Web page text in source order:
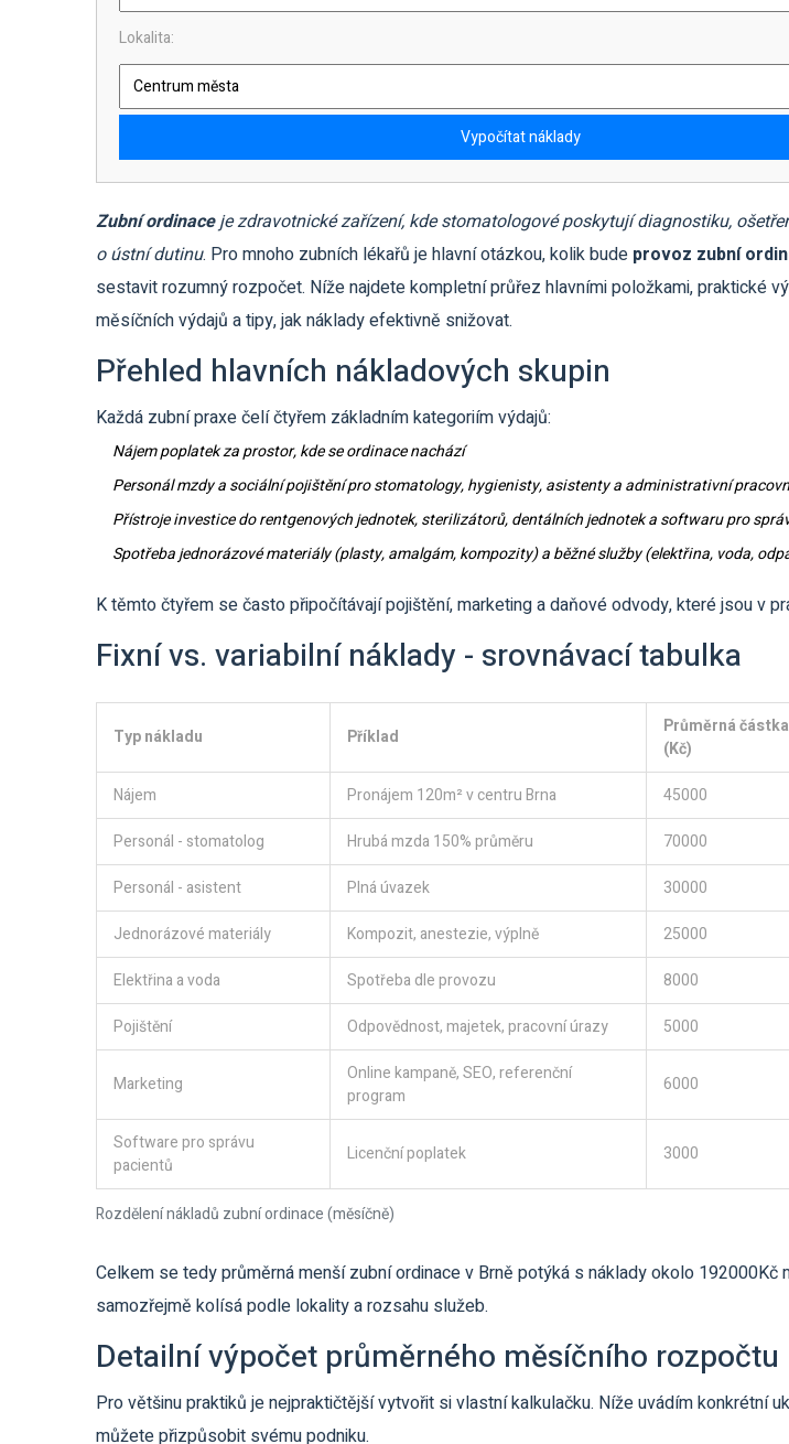
Lokalita:
Vypočítat náklady
Zubní ordinaceje zdravotnické zařízení, kde stomatologové poskytují diagnostiku,
o ústní dutinu. Pro mnoho zubních lékařů je hlavní otázkou, kolik bude provoz zubní
sestavit rozumný rozpočet. Níže najdete kompletní průřez hlavními položkami, praktické
měsíčních výdajů a tipy, jak náklady efektivně snižovat.
Přehled hlavních nákladových skupin
Každá zubní praxe čelí čtyřem základním kategoriím výdajů:
Nájempoplatek za prostor, kde se ordinace nachází
Personálmzdy a sociální pojištění pro stomatology, hygienisty, asistenty a administrativní
Přístrojeinvestice do rentgenových jednotek, sterilizátorů, dentálních jednotek a softwaru pro
Spotřebajednorázové materiály (plasty, amalgám, kompozity) a běžné služby (elektřina, voda,
K těmto čtyřem se často připočítávají pojištění, marketing a daňové odvody, které jsou v
Fixní vs. variabilní náklady - srovnávací tabulka
Rozdělení nákladů zubní ordinace (měsíčně)
Typ nákladu Příklad
Průměrná částka
(Kč)
Nájem Pronájem 120m² v centru Brna 45000
Personál - stomatolog
Hrubá mzda 150% průměru 70000
Personál - asistent
Plná úvazek 30000
Jednorázové materiály
Kompozit, anestezie, výplně 25000
Elektřina a voda
Spotřeba dle provozu 8000
Pojištění
Odpovědnost, majetek, pracovní úrazy 5000
Marketing
Online kampaně, SEO, referenční
program
6000
Software pro správu
pacientů
Licenční poplatek 3000
Celkem se tedy průměrná menší zubní ordinace v Brně potýká s náklady okolo 192000Kč
samozřejmě kolísá podle lokality a rozsahu služeb.
Detailní výpočet průměrného měsíčního rozpočtu
Pro většinu praktiků je nejpraktičtější vytvořit si vlastní kalkulačku. Níže uvádím konkrétní
můžete přizpůsobit svému podniku.